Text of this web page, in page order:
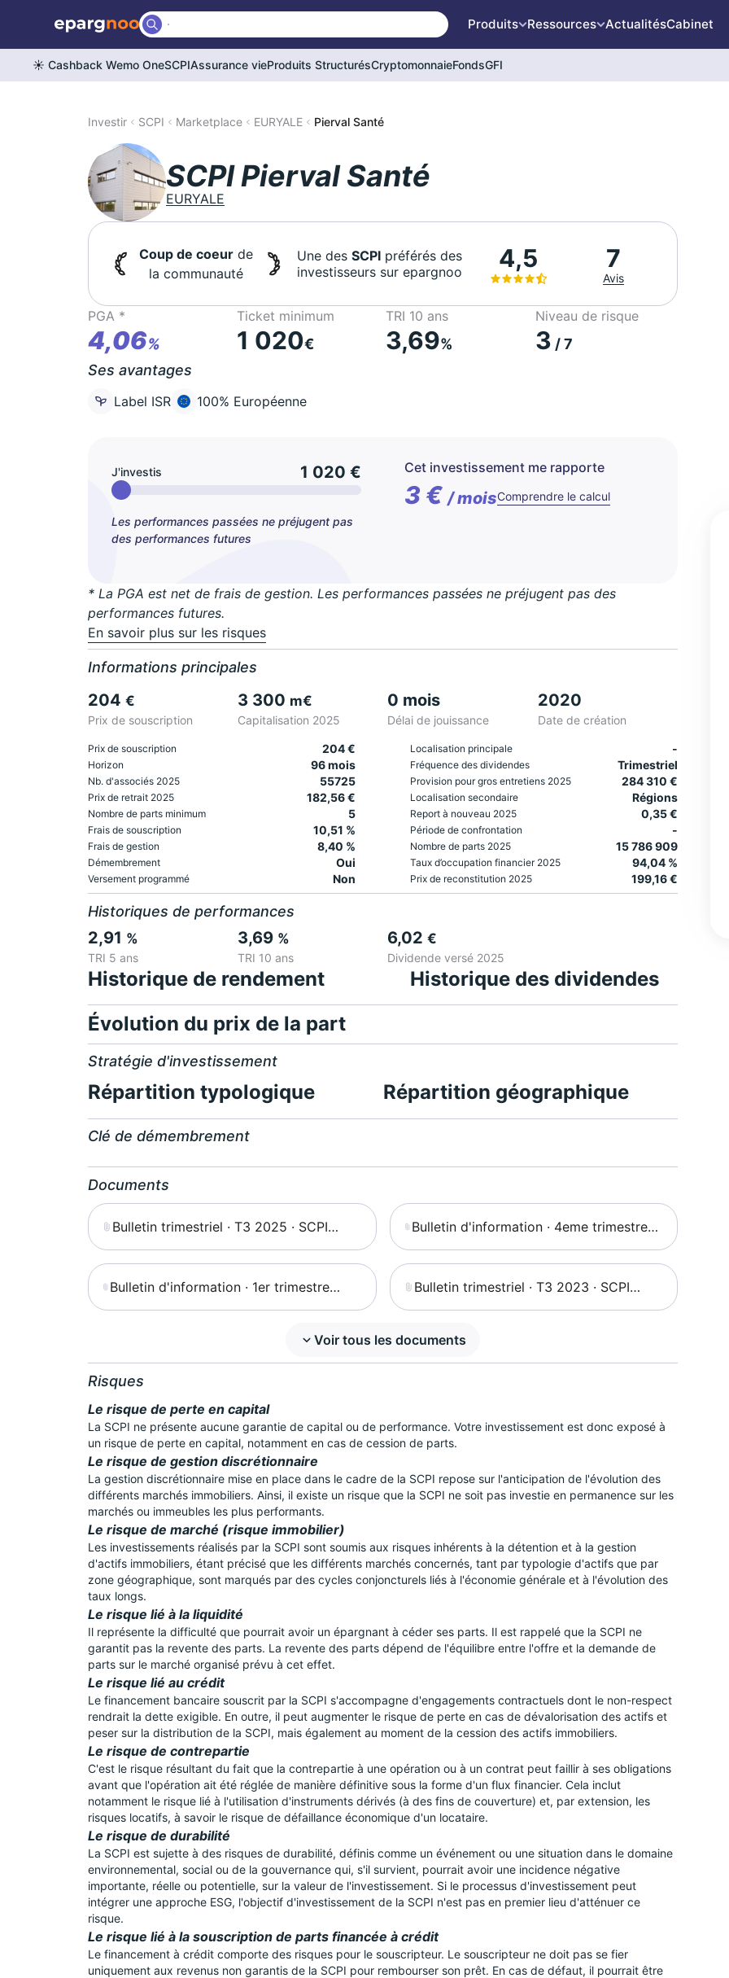
Produits Ressources ActualitésCabinet
☀️ Cashback Wemo OneSCPIAssurance vieProduits StructurésCryptomonnaieFondsGFI
Investir SCPI Marketplace EURYALE Pierval Santé
SCPI Pierval Santé
EURYALE
Coup de coeur de
la communauté
Une des SCPIpréférés des
investisseurs sur epargnoo
4,5 7
Avis
PGA *
4,06%
Ticket minimum
1 020€
TRI 10 ans
3,69%
Niveau de risque
3 / 7
Ses avantages
Label ISR 100% Européenne
J'investis 1 020 € Cet investissement me rapporte
3 €/ moisComprendre le calcul
Les performances passées ne préjugent pas
des performances futures
* La PGA est net de frais de gestion. Les performances passées ne préjugent pas des
performances futures.
En savoir plus sur les risques
Informations principales
204 €
Prix de souscription
3 300 m€
Capitalisation 2025
0 mois
Délai de jouissance
2020
Date de création
Prix de souscription 204 €
Horizon 96 mois
Nb. d'associés 2025 55725
Prix de retrait 2025 182,56 €
Nombre de parts minimum 5
Frais de souscription 10,51 %
Frais de gestion 8,40 %
Démembrement Oui
Versement programmé Non
Localisation principale -
Fréquence des dividendes Trimestriel
Provision pour gros entretiens 2025 284 310 €
Localisation secondaire Régions
Report à nouveau 2025 0,35 €
Période de confrontation -
Nombre de parts 2025 15 786 909
Taux d’occupation financier 2025 94,04 %
Prix de reconstitution 2025 199,16 €
Historiques de performances
2,91 %
TRI 5 ans
3,69 %
TRI 10 ans
6,02€
Dividende versé 2025
Historique de rendement
Historique des dividendes
Évolution du prix de la part
Stratégie d'investissement
Répartition typologique Répartition géographique
Clé de démembrement
Documents
Bulletin trimestriel · T3 2025 · SCPI
Pierval Santé
Bulletin d'information · 4eme trimestre
2023 · SCPI Pierval Santé
Bulletin d'information · 1er trimestre
2024 · SCPI Pierval Santé
Bulletin trimestriel · T3 2023 · SCPI
Pierval Santé
Voir tous les documents
Risques
Le risque de perte en capital
La SCPI ne présente aucune garantie de capital ou de performance. Votre investissement est donc exposé à
un risque de perte en capital, notamment en cas de cession de parts.
Le risque de gestion discrétionnaire
La gestion discrétionnaire mise en place dans le cadre de la SCPI repose sur l'anticipation de l'évolution des
différents marchés immobiliers. Ainsi, il existe un risque que la SCPI ne soit pas investie en permanence sur les
marchés ou immeubles les plus performants.
Le risque de marché (risque immobilier)
Les investissements réalisés par la SCPI sont soumis aux risques inhérents à la détention et à la gestion
d'actifs immobiliers, étant précisé que les différents marchés concernés, tant par typologie d'actifs que par
zone géographique, sont marqués par des cycles conjoncturels liés à l'économie générale et à l'évolution des
taux longs.
Le risque lié à la liquidité
Il représente la difficulté que pourrait avoir un épargnant à céder ses parts. Il est rappelé que la SCPI ne
garantit pas la revente des parts. La revente des parts dépend de l'équilibre entre l'offre et la demande de
parts sur le marché organisé prévu à cet effet.
Le risque lié au crédit
Le financement bancaire souscrit par la SCPI s'accompagne d'engagements contractuels dont le non-respect
rendrait la dette exigible. En outre, il peut augmenter le risque de perte en cas de dévalorisation des actifs et
peser sur la distribution de la SCPI, mais également au moment de la cession des actifs immobiliers.
Le risque de contrepartie
C'est le risque résultant du fait que la contrepartie à une opération ou à un contrat peut faillir à ses obligations
avant que l'opération ait été réglée de manière définitive sous la forme d'un flux financier. Cela inclut
notamment le risque lié à l'utilisation d'instruments dérivés (à des fins de couverture) et, par extension, les
risques locatifs, à savoir le risque de défaillance économique d'un locataire.
Le risque de durabilité
La SCPI est sujette à des risques de durabilité, définis comme un événement ou une situation dans le domaine
environnemental, social ou de la gouvernance qui, s'il survient, pourrait avoir une incidence négative
importante, réelle ou potentielle, sur la valeur de l'investissement. Si le processus d'investissement peut
intégrer une approche ESG, l'objectif d'investissement de la SCPI n'est pas en premier lieu d'atténuer ce
risque.
Le risque lié à la souscription de parts financée à crédit
Le financement à crédit comporte des risques pour le souscripteur. Le souscripteur ne doit pas se fier
uniquement aux revenus non garantis de la SCPI pour rembourser son prêt. En cas de défaut, il pourrait être